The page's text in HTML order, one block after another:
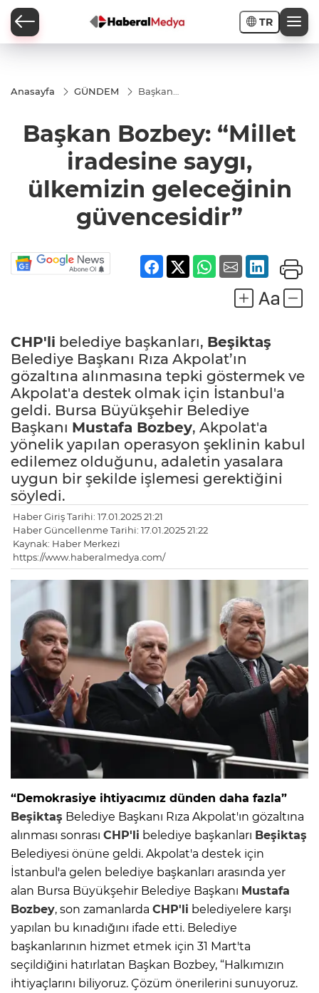
TR
Anasayfa GÜNDEM
Başkan
iradesine
saygı,
geleceğinin
güvencesidir”
Başkan Bozbey: “Millet
iradesine saygı,
ülkemizin geleceğinin
güvencesidir”
CHP'li belediye başkanları, Beşiktaş
Belediye Başkanı Rıza Akpolat’ın
gözaltına alınmasına tepki göstermek ve
Akpolat'a destek olmak için İstanbul'a
geldi. Bursa Büyükşehir Belediye
Başkanı Mustafa Bozbey, Akpolat'a
yönelik yapılan operasyon şeklinin kabul
edilemez olduğunu, adaletin yasalara
uygun bir şekilde işlemesi gerektiğini
söyledi.
Haber Giriş Tarihi: 17.01.2025 21:21
Haber Güncellenme Tarihi: 17.01.2025 21:22
Kaynak: Haber Merkezi
https://www.haberalmedya.com/
“Demokrasiye ihtiyacımız dünden daha fazla”
Beşiktaş Belediye Başkanı Rıza Akpolat'ın gözaltına
alınması sonrası CHP'li belediye başkanları Beşiktaş
Belediyesi önüne geldi. Akpolat'a destek için
İstanbul'a gelen belediye başkanları arasında yer
alan Bursa Büyükşehir Belediye Başkanı Mustafa
Bozbey, son zamanlarda CHP'li belediyelere karşı
yapılan bu kınadığını ifade etti. Belediye
başkanlarının hizmet etmek için 31 Mart'ta
seçildiğini hatırlatan Başkan Bozbey, “Halkımızın
ihtiyaçlarını biliyoruz. Çözüm önerilerini sunuyoruz.